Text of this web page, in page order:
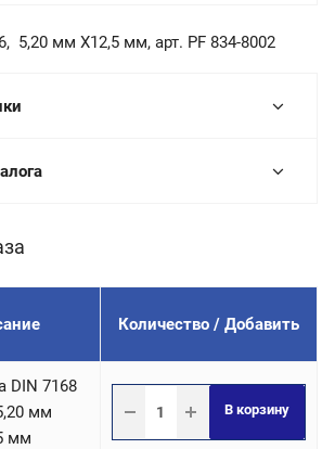
5,20 мм X12,5 мм, арт. PF 834-8002
Количество / Добавить
DIN 7168
мм
мм
В корзину